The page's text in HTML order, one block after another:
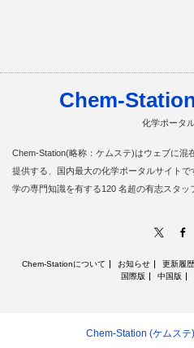
Chem-
化学ポータ
Chem-Station(略称：ケムステ)はウェブに混
提供する、国内最大の化学ポータルサイト
学の専門知識を有する120 名超の有志スタッ
Chem-Stationについて お知らせ 更新履歴
国際版
中国版
Chem-Station (ケムステ)